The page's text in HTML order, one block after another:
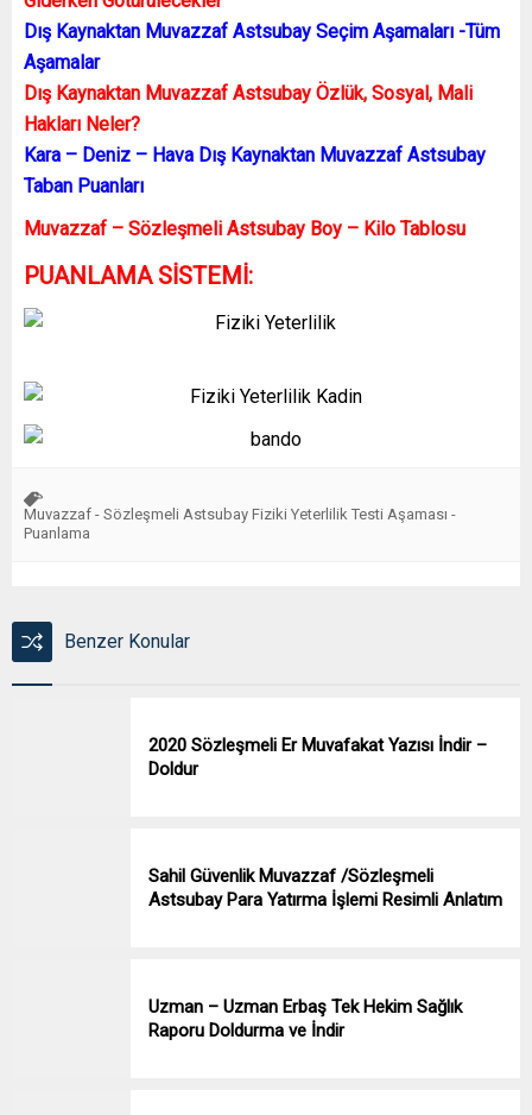
Dış Kaynaktan Muvazzaf Astsubay Seçim Aşamaları -Tüm
Aşamalar
Dış Kaynaktan Muvazzaf Astsubay Özlük, Sosyal, Mali
Hakları Neler?
Kara – Deniz – Hava Dış Kaynaktan Muvazzaf Astsubay
Taban Puanları
Muvazzaf – Sözleşmeli Astsubay Boy – Kilo Tablosu
PUANLAMA SİSTEMİ:
Muvazzaf - Sözleşmeli Astsubay Fiziki Yeterlilik Testi Aşaması -
Puanlama
Benzer Konular
2020 Sözleşmeli Er Muvafakat Yazısı İndir –
Doldur
Sahil Güvenlik Muvazzaf /Sözleşmeli
Astsubay Para Yatırma İşlemi Resimli Anlatım
Uzman – Uzman Erbaş Tek Hekim Sağlık
Raporu Doldurma ve İndir